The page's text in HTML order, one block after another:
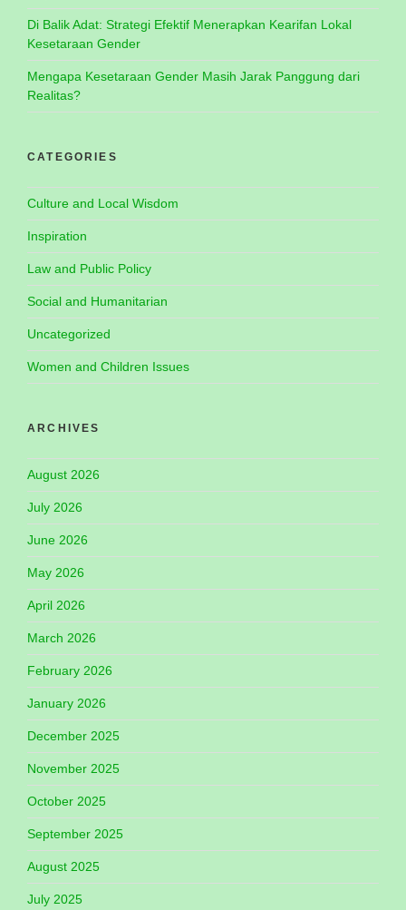
Di Balik Adat: Strategi Efektif Menerapkan Kearifan Lokal
Kesetaraan Gender
Mengapa Kesetaraan Gender Masih Jarak Panggung dari
Realitas?
CATEGORIES
Culture and Local Wisdom
Inspiration
Law and Public Policy
Social and Humanitarian
Uncategorized
Women and Children Issues
ARCHIVES
August 2026
July 2026
June 2026
May 2026
April 2026
March 2026
February 2026
January 2026
December 2025
November 2025
October 2025
September 2025
August 2025
July 2025